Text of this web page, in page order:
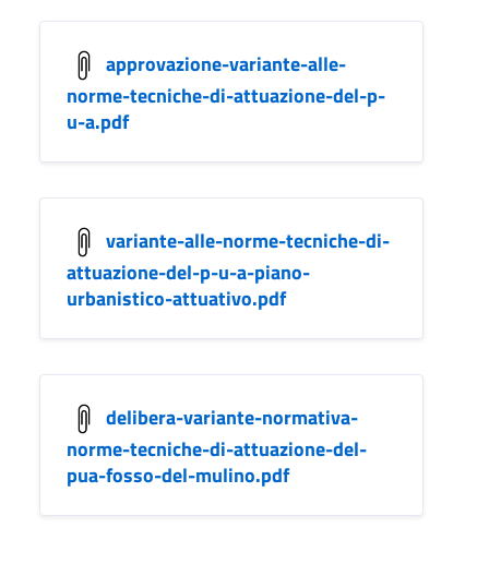
approvazione-variante-alle-
norme-tecniche-di-attuazione-del-p-
u-a.pdf
variante-alle-norme-tecniche-di-
attuazione-del-p-u-a-piano-
urbanistico-attuativo.pdf
delibera-variante-normativa-
norme-tecniche-di-attuazione-del-
pua-fosso-del-mulino.pdf